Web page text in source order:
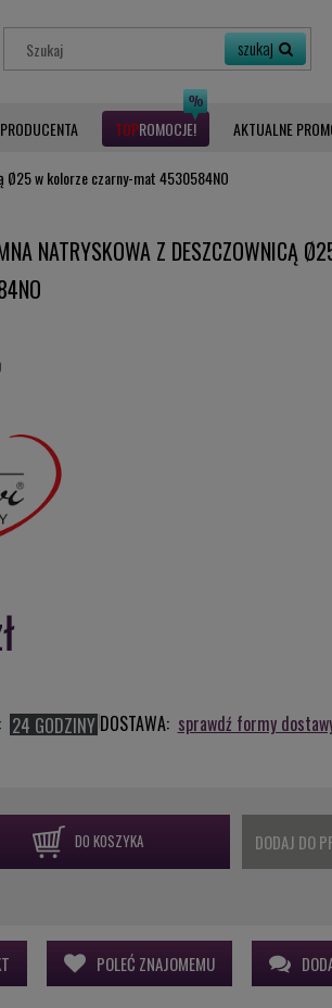
ROMOCJE AKTUALNE
Ø25 w kolorze czarny-mat 4530584NO
NATRYSKOWA Z DESZCZOWNICĄ
24 GODZINYDOSTAWA: sprawdź formy
DO KOSZYKA DODAJ DO
POLEĆ ZNAJOMEMU